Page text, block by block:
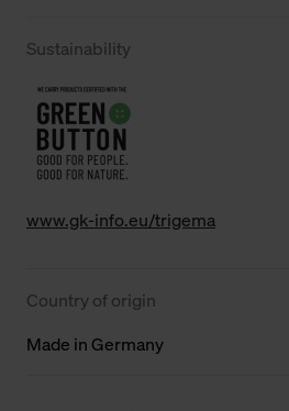
Sustainability
www.gk-info.eu/trigema
Country of origin
Made in Germany